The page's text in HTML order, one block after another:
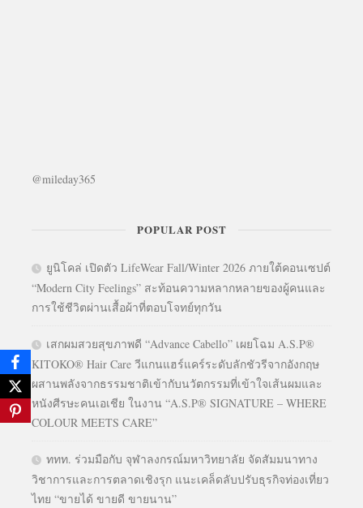
@mileday365
POPULAR POST
ยูนิโคล่ เปิดตัว LifeWear Fall/Winter 2026 ภายใต้คอนเซปต์
“Modern City Feelings” สะท้อนความหลากหลายของผู้คนและ
การใช้ชีวิตผ่านเสื้อผ้าที่ตอบโจทย์ทุกวัน
เสกผมสวยสุขภาพดี “Advance Cabello” เผยโฉม A.S.P®
KITOKO® Hair Care วีแกนแฮร์แคร์ระดับลักชัวรีจากอังกฤษ
ผสานพลังจากธรรมชาติเข้ากับนวัตกรรมที่เข้าใจเส้นผมและ
หนังศีรษะคนเอเชีย ในงาน “A.S.P® SIGNATURE – WHERE
COLOUR MEETS CARE”
ททท. ร่วมมือกับ จุฬาลงกรณ์มหาวิทยาลัย จัดสัมมนาทาง
วิชาการและการตลาดเชิงรุก แนะเคล็ดลับปรับธุรกิจท่องเที่ยว
ไทย “ขายได้ ขายดี ขายนาน”